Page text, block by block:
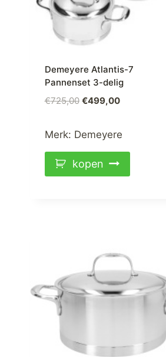
Demeyere Atlantis-7
Pannenset 3-delig
€725,00 Oorspronkelijke
€725,00.
€499,00Huidige
Merk: Demeyere
kopen